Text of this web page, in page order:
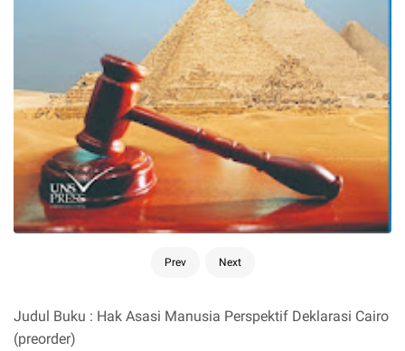
Prev Next
Judul Buku : Hak Asasi Manusia Perspektif Deklarasi Cairo
(preorder)